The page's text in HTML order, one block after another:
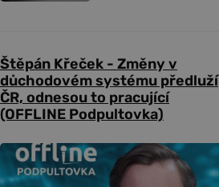
Štěpán Křeček - Změny v
důchodovém systému předluží
ČR, odnesou to pracující
(OFFLINE Podpultovka)